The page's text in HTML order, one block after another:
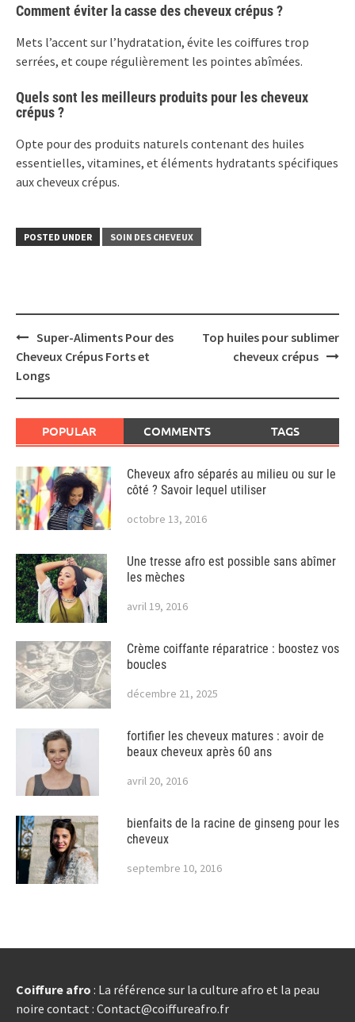
Comment éviter la casse des cheveux crépus ?
Mets l’accent sur l’hydratation, évite les coiffures trop
serrées, et coupe régulièrement les pointes abîmées.
Quels sont les meilleurs produits pour les cheveux
crépus ?
Opte pour des produits naturels contenant des huiles
essentielles, vitamines, et éléments hydratants spécifiques
aux cheveux crépus.
POSTED UNDER SOIN DES CHEVEUX
Post
navigation
Super-Aliments Pour des
Cheveux Crépus Forts et
Longs
Top huiles pour sublimer
cheveux crépus
POPULAR COMMENTS TAGS
Cheveux afro séparés au milieu ou sur le
côté ? Savoir lequel utiliser
octobre 13, 2016
Une tresse afro est possible sans abîmer
les mèches
avril 19, 2016
Crème coiffante réparatrice : boostez vos
boucles
décembre 21, 2025
fortifier les cheveux matures : avoir de
beaux cheveux après 60 ans
avril 20, 2016
bienfaits de la racine de ginseng pour les
cheveux
septembre 10, 2016
Coiffure afro : La référence sur la culture afro et la peau
noire contact : Contact@coiffureafro.fr